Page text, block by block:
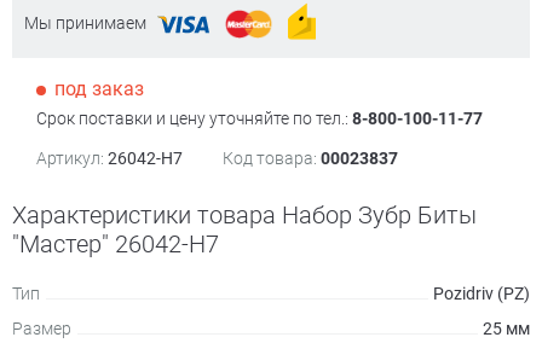
Мы принимаем
под заказ
Срок поставки и цену уточняйте по тел.: 8-800-100-11-77
Артикул: 26042-H7 Код товара: 00023837
Характеристики товара Набор Зубр Биты
"Мастер" 26042-H7
Тип
Pozidriv (PZ)
Размер
25 мм